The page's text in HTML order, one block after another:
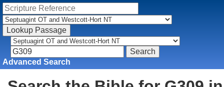
Advanced Search